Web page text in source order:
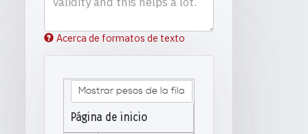
Acerca de formatos de texto
Mostrar pesos de la fila
Página de inicio